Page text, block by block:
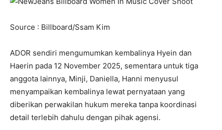
Source : Billboard/Ssam Kim
ADOR sendiri mengumumkan kembalinya Hyein dan
Haerin pada 12 November 2025, sementara untuk tiga
anggota lainnya, Minji, Daniella, Hanni menyusul
menyampaikan kembalinya lewat pernyataan yang
diberikan perwakilan hukum mereka tanpa koordinasi
detail terlebih dahulu dengan pihak agensi.